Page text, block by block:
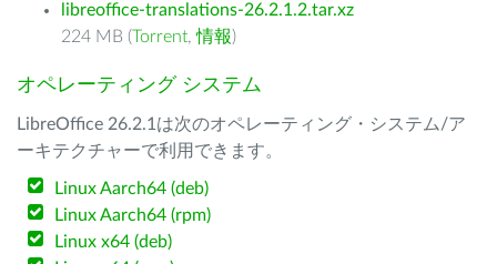
libreoffice-translations-26.2.1.2.tar.xz
224 MB (Torrent,情報)
オペレーティング システム
LibreOffice 26.2.1は次のオペレーティング・システム/ア
ーキテクチャーで利用できます。
Linux Aarch64 (deb)
Linux Aarch64 (rpm)
Linux x64 (deb)